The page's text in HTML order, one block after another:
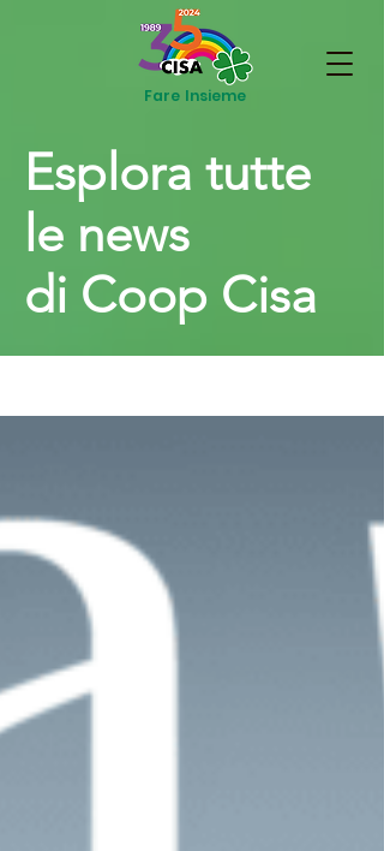
Fare Insieme
Esplora tutte
le news
di Coop Cisa